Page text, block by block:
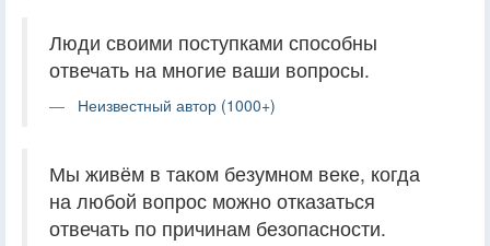
Люди своими поступками способны
отвечать на многие ваши вопросы.
Неизвестный автор (1000+)
Мы живём в таком безумном веке, когда
на любой вопрос можно отказаться
отвечать по причинам безопасности.